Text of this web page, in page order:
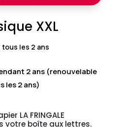
XXL
tous les 2 ans
2 ans (renouvelable
les 2 ans)
LA FRINGALE
votre boîte aux lettres.